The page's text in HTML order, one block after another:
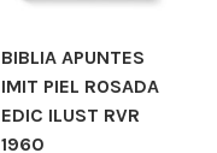
BIBLIA APUNTES
IMIT PIEL ROSADA
EDIC ILUST RVR
1960